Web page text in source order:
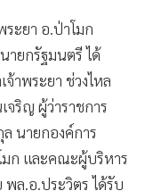
ะยา อ.ป่าโมก
ายกรัฐมนตรี ได้
าพระยา ช่วงไหล
จริญ ผู้ว่าราชการ
นายกองค์การ
มก และคณะผู้บริหาร
พล.อ.ประวิตร ได้รับ